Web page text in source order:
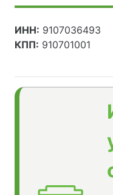
ИНН: 9107036493
КПП: 910701001